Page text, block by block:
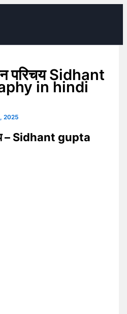
परिचय Sidhant
in hindi
2025
– Sidhant gupta